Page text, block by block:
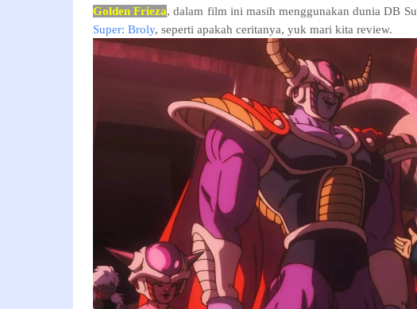
Golden Frieza, dalam film ini masih menggunakan dunia DB
Super: Broly, seperti apakah ceritanya, yuk mari kita review.